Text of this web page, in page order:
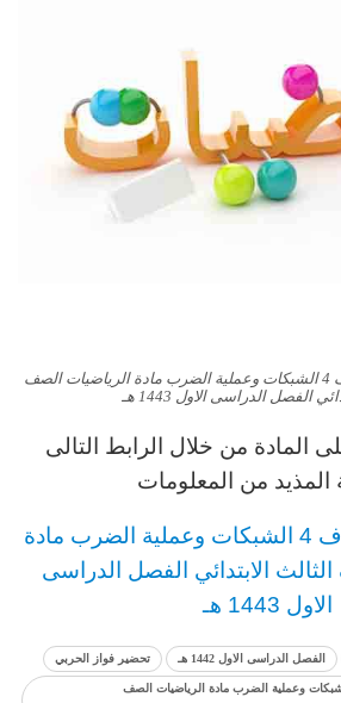
تحضير فواز الحربي درس ف 4 الشبكات وعملية الضرب مادة الرياضيات الصف
الفصل الدراسى الاول 1443 هـ
المادة من خلال الرابط التالى
المذيد من المعلومات
ف 4 الشبكات وعملية الضرب مادة
الابتدائي الفصل الدراسى
الاول 1443 هـ
الفصل الدراسى الاول 1442 هـ تحضير فواز الحربي
فواز الحربي درس ف 4 الشبكات وعملية الضرب مادة الرياضيات الصف